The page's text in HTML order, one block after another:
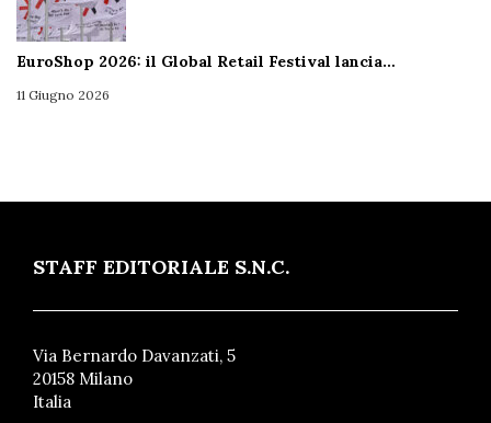
EuroShop 2026: il Global Retail Festival lancia…
11 Giugno 2026
STAFF EDITORIALE S.N.C.
Via Bernardo Davanzati, 5
20158 Milano
Italia